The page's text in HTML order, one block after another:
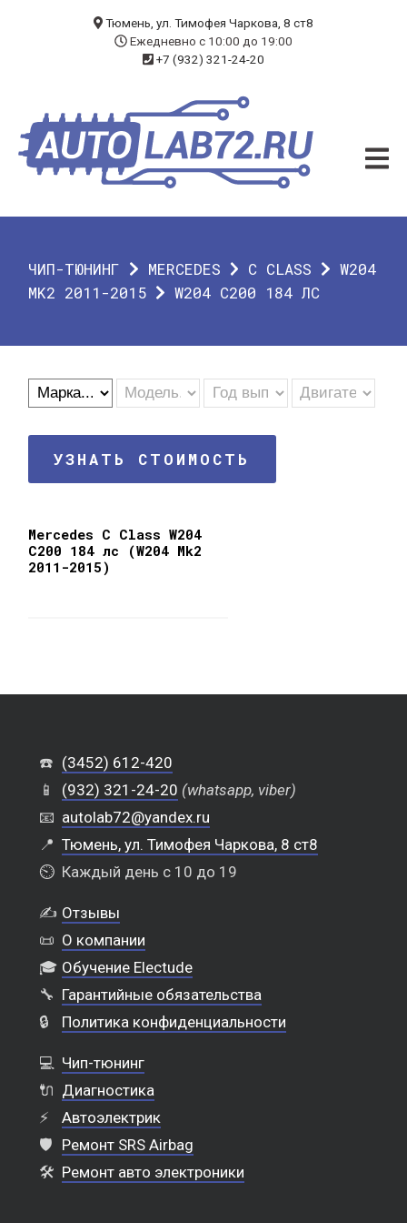
ЧИП-ТЮНИНГ
ДИАГНОСТИКА
О КОМПАНИИ
ГАРАНТИЯ
Тюмень, ул. Тимофея Чаркова, 8 ст8
Ежедневно с 10:00 до 19:00
+7 (932) 321-24-20
ЧИП-ТЮНИНГ MERCEDES C CLASS
W204
MK2 2011-2015
W204 C200 184 ЛС
УЗНАТЬ СТОИМОСТЬ
Mercedes C Class W204
C200 184 лс (W204 Mk2
2011-2015)
☎️ (3452) 612-420
📱
(932) 321-24-20 (whatsapp, viber)
📧 autolab72@yandex.ru
📍 Тюмень, ул. Тимофея Чаркова, 8 ст8
⏲️ Каждый день с 10 до 19
✍️ Отзывы
📜 О компании
🎓 Обучение Electude
🔧 Гарантийные обязательства
🔒
Политика конфиденциальности
💻 Чип-тюнинг
🔌 Диагностика
⚡
Автоэлектрик
🛡️ Ремонт SRS Airbag
🛠️ Ремонт авто электроники